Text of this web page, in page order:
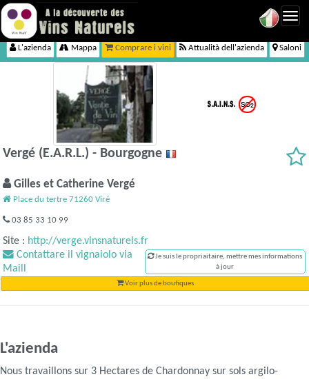
L'azienda Mappa Comprare i vini Attualità dell'azienda Saloni
Vergé (E.A.R.L.) - Bourgogne
Gilles et Catherine Vergé
Place du tertre 71260 Viré
03 85 33 10 99
Site : http://verge.vinsnaturels.fr
Contattare il vignaiolo via
Maill
Je suis le propriaitaire, mettre mes informations
à jour
Voir plus de boutiques
L'azienda
Nous travaillons sur 3 Hectares de Chardonnay sur sols argilo-